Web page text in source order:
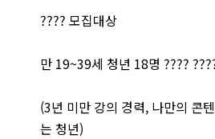
???? 모집대상
만 19~39세 청년 18명 ????
(3년 미만 강의 경력, 나만의 콘
는 청년)